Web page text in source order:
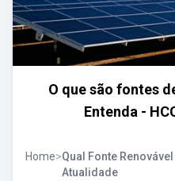
O que são fontes
Entenda -
Home>Qual Fonte
Atualidade